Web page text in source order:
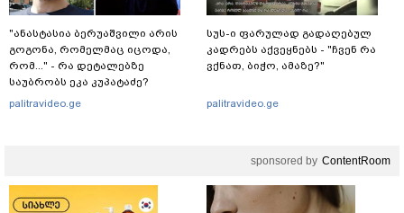
"ანასტასია ბერუაშვილი არის
გოგონა, რომელმაც იცოდა,
რომ..." - რა დეტალებზე
საუბრობს ეკა კუპატაძე?
palitravideo.ge
სუს-ი ფარულად გადაღებულ
კადრებს აქვეყნებს - "ჩვენ რა
ვქნათ, ბიჭო, ამაზე?"
palitravideo.ge
sponsored by ContentRoom